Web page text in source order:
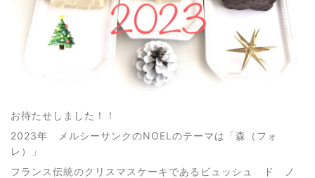
お待たせしました！！
2023年 メルシーサンクのNOELのテーマは「森（フォ
レ）」
フランス伝統のクリスマスケーキであるビュッシュ ド ノ